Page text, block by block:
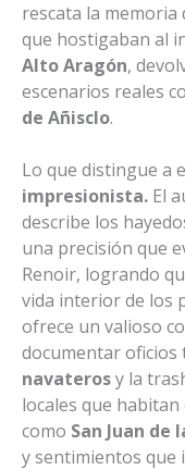
rescata la memoria
que hostigaban al
Alto Aragón,
escenarios reales
de Añisclo.
Lo que distingue a
impresionista. El
describe los
una precisión que
Renoir, logrando
vida interior de los
ofrece un valioso
documentar oficios
navaterosy la
locales que
como San Juan de
y sentimientos que